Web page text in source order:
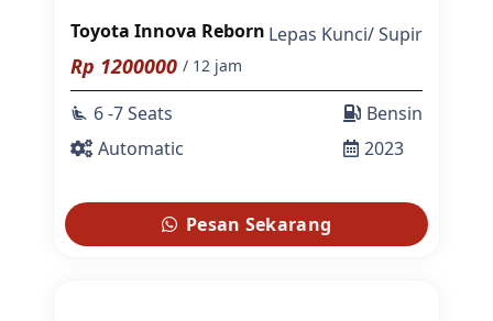
Toyota Innova Reborn Lepas Kunci/Supir
Rp 1200000 / 12 jam
airline_seat_recline_extra 6 -7 Seats
Automatic
Bensin
2023
Pesan Sekarang